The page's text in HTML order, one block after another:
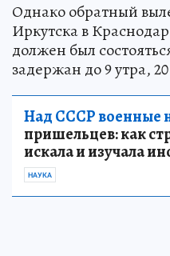
Однако обратный
Иркутска в
должен был
задержан до 9 утра,
Над СССР военные
пришельцев: как
искала и изучала
НАУКА